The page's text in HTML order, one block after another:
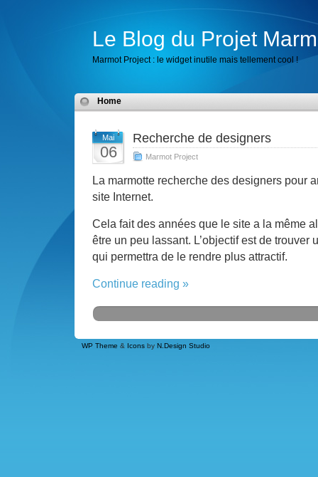
Le Blog du Projet
Marmot Project : le widget inutile mais tellement cool !
Home
Mai
06
Recherche de designers
Marmot Project
La marmotte recherche des designers pour
site Internet.
Cela fait des années que le site a la même
être un peu lassant. L’objectif est de trouver
qui permettra de le rendre plus attractif.
Continue reading »
WP Theme & Icons by N.Design Studio